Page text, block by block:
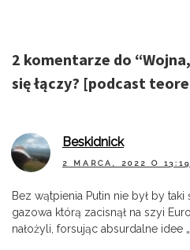
2 komentarze do “
się łączy? [podcast
Beskidnick
2 MARCA, 2022 O 13:19
Bez wątpienia Putin nie był by
gazowa którą zacisnął na szyi
nałożyli, forsując absurdalne idee